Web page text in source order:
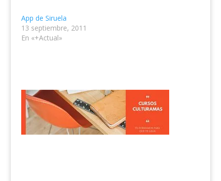
App de Siruela
13 septiembre, 2011
En «+Actual»